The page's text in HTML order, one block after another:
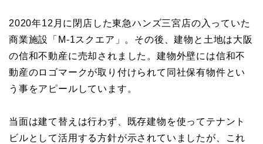
2020年12月に閉店した東急ハンズ三宮店の入っていた
商業施設「M-1スクエア」。その後、建物と土地は大阪
の信和不動産に売却されました。建物外壁には信和不
動産のロゴマークが取り付けられて同社保有物件とい
う事をアピールしています。
当面は建て替えは行わず、既存建物を使ってテナント
ビルとして活用する方針が示されていましたが、これ